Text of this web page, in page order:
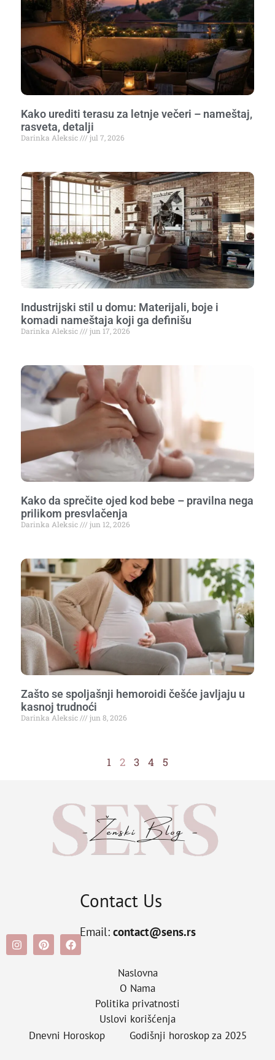
Kako urediti terasu za letnje večeri – nameštaj,
rasveta, detalji
Darinka Aleksic jul 7, 2026
Industrijski stil u domu: Materijali, boje i
komadi nameštaja koji ga definišu
Darinka Aleksic jun 17, 2026
Kako da sprečite ojed kod bebe – pravilna nega
prilikom presvlačenja
Darinka Aleksic jun 12, 2026
Zašto se spoljašnji hemoroidi češće javljaju u
kasnoj trudnoći
Darinka Aleksic jun 8, 2026
1 2 3 4 5
Contact Us
Email: contact@sens.rs
Naslovna
O Nama
Politika privatnosti
Uslovi korišćenja
Dnevni Horoskop
Godišnji horoskop za 2025